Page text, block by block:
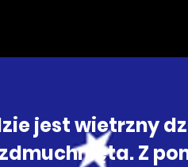
jest wietrzny
Z